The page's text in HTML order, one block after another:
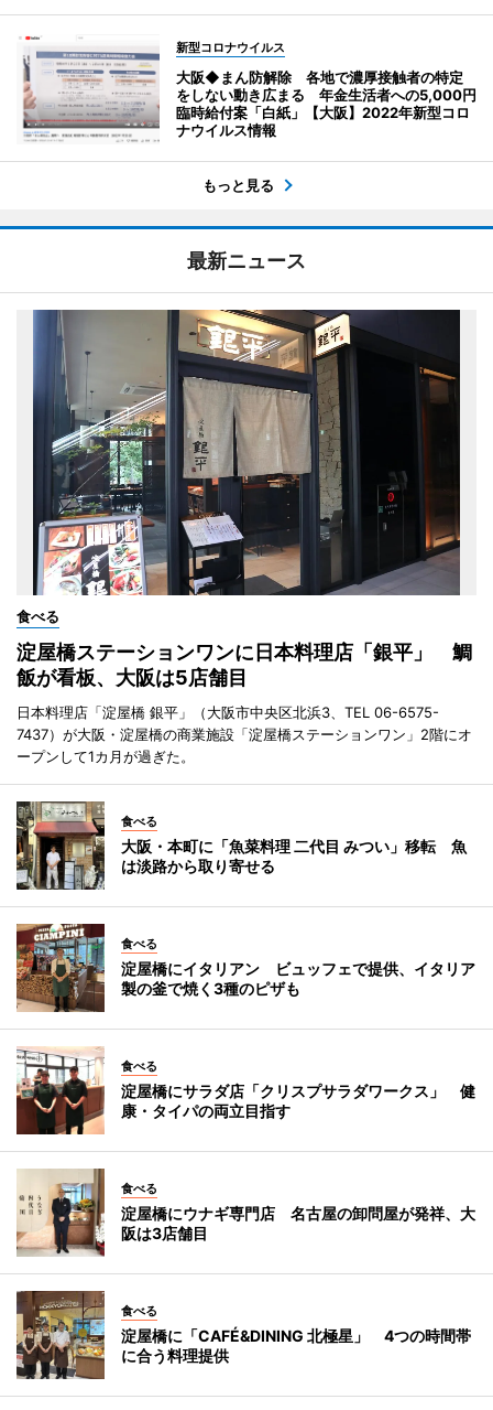
新型コロナウイルス
大阪◆まん防解除 各地で濃厚接触者の特定
をしない動き広まる 年金生活者への5,000円
臨時給付案「白紙」【大阪】2022年新型コロ
ナウイルス情報
もっと見る
最新ニュース
食べる
淀屋橋ステーションワンに日本料理店「銀平」 鯛
飯が看板、大阪は5店舗目
日本料理店「淀屋橋 銀平」（大阪市中央区北浜3、TEL 06-6575-
7437）が大阪・淀屋橋の商業施設「淀屋橋ステーションワン」2階にオ
ープンして1カ月が過ぎた。
食べる
大阪・本町に「魚菜料理 二代目 みつい」移転 魚
は淡路から取り寄せる
食べる
淀屋橋にイタリアン ビュッフェで提供、イタリア
製の釜で焼く3種のピザも
食べる
淀屋橋にサラダ店「クリスプサラダワークス」 健
康・タイパの両立目指す
食べる
淀屋橋にウナギ専門店 名古屋の卸問屋が発祥、大
阪は3店舗目
食べる
淀屋橋に「CAFÉ&DINING 北極星」 4つの時間帯
に合う料理提供